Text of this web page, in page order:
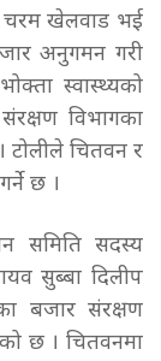
चरम खेलवाड भई
अनुगमन गरी
स्वास्थ्यको
विभागका
चितवन र
छ ।
समिति सदस्य
सुब्बा दिलीप
बजार संरक्षण
छ । चितवनमा